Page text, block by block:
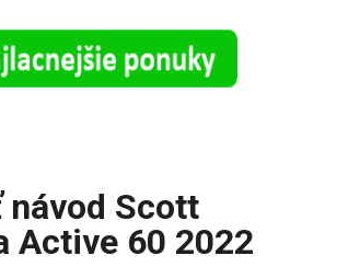
návod Scott
Active 60 2022